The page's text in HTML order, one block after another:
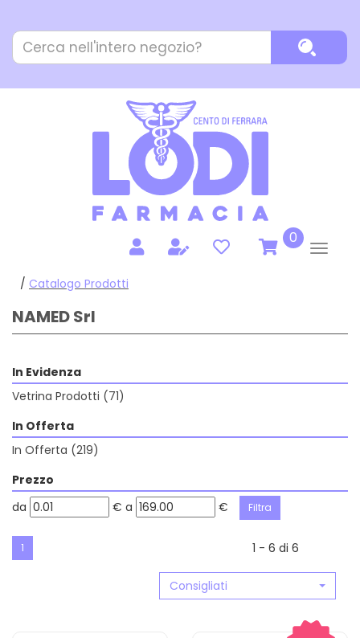
contenuto
principale
Cerca
Prodotto
0prodotti
inseriti
/ Catalogo Prodotti
NAMED Srl
In Evidenza
Vetrina Prodotti (71)
In Offerta
In Offerta (219)
Prezzo
filtra
da € filtra
a €
1 1 - 6 di 6
Consigliati